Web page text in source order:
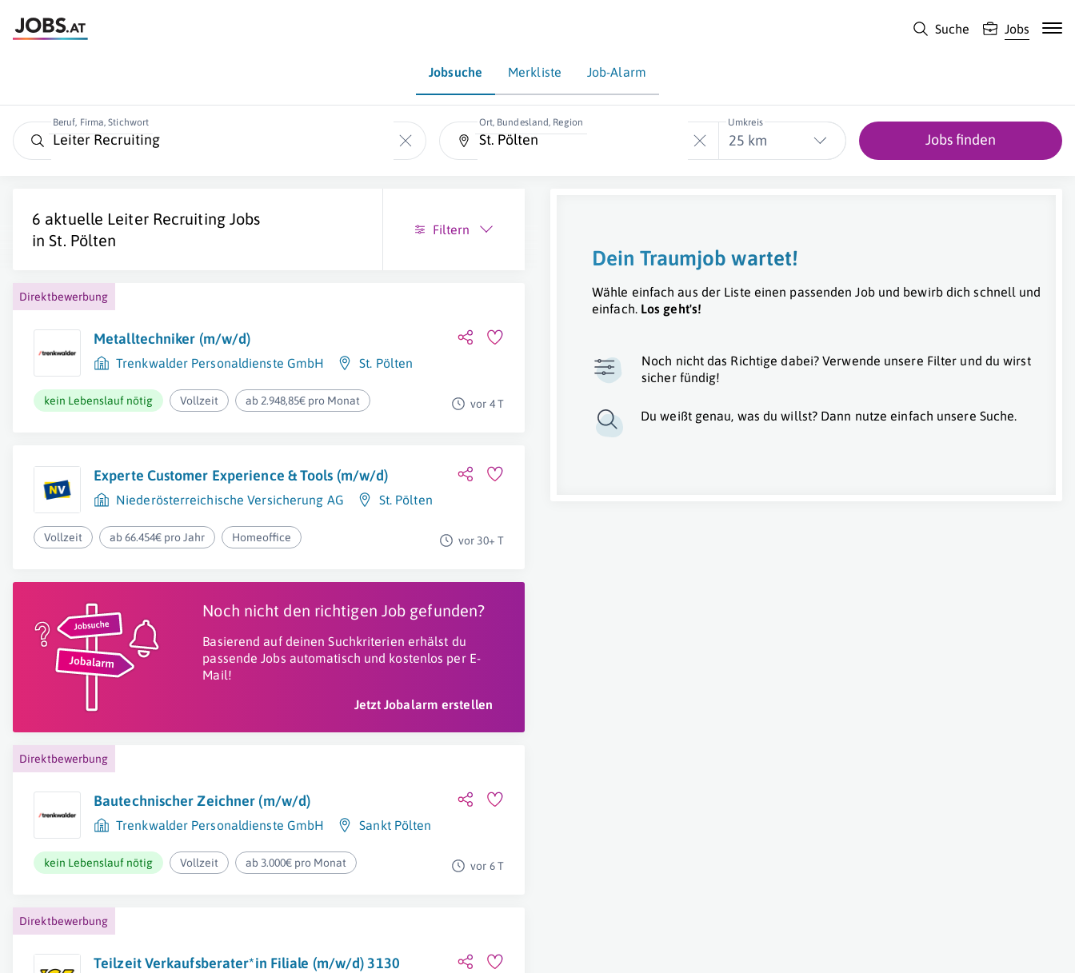
Suche Jobs
Jobsuche Merkliste Job-Alarm
Beruf, Firma, Stichwort Ort, Bundesland, Region Umkreis
25 km Jobs finden
6 aktuelle Leiter RecruitingJobs
inSt. Pölten
Filtern
Direktbewerbung
Metalltechniker (m/w/d)
Trenkwalder Personaldienste GmbH St. Pölten
kein Lebenslauf nötig Vollzeit ab 2.948,85€ pro Monat vor 4 T
Experte Customer Experience & Tools (m/w/d)
Niederösterreichische Versicherung AG St. Pölten
Vollzeit ab 66.454€ pro Jahr Homeoffice vor 30+ T
Noch nicht den richtigen Job gefunden?
Basierend auf deinen Suchkriterien erhälst du
passende Jobs automatisch und kostenlos per E-
Mail!
Jetzt Jobalarm erstellen
Direktbewerbung
Bautechnischer Zeichner (m/w/d)
Trenkwalder Personaldienste GmbH Sankt Pölten
kein Lebenslauf nötig Vollzeit ab 3.000€ pro Monat vor 6 T
Direktbewerbung
Teilzeit Verkaufsberater*in Filiale (m/w/d) 3130
Dein Traumjob wartet!
Wähle einfach aus der Liste einen passenden Job und bewirb dich schnell und
einfach. Los geht's!
Noch nicht das Richtige dabei? Verwende unsere Filter und du wirst
sicher fündig!
Du weißt genau, was du willst? Dann nutze einfach unsere Suche.